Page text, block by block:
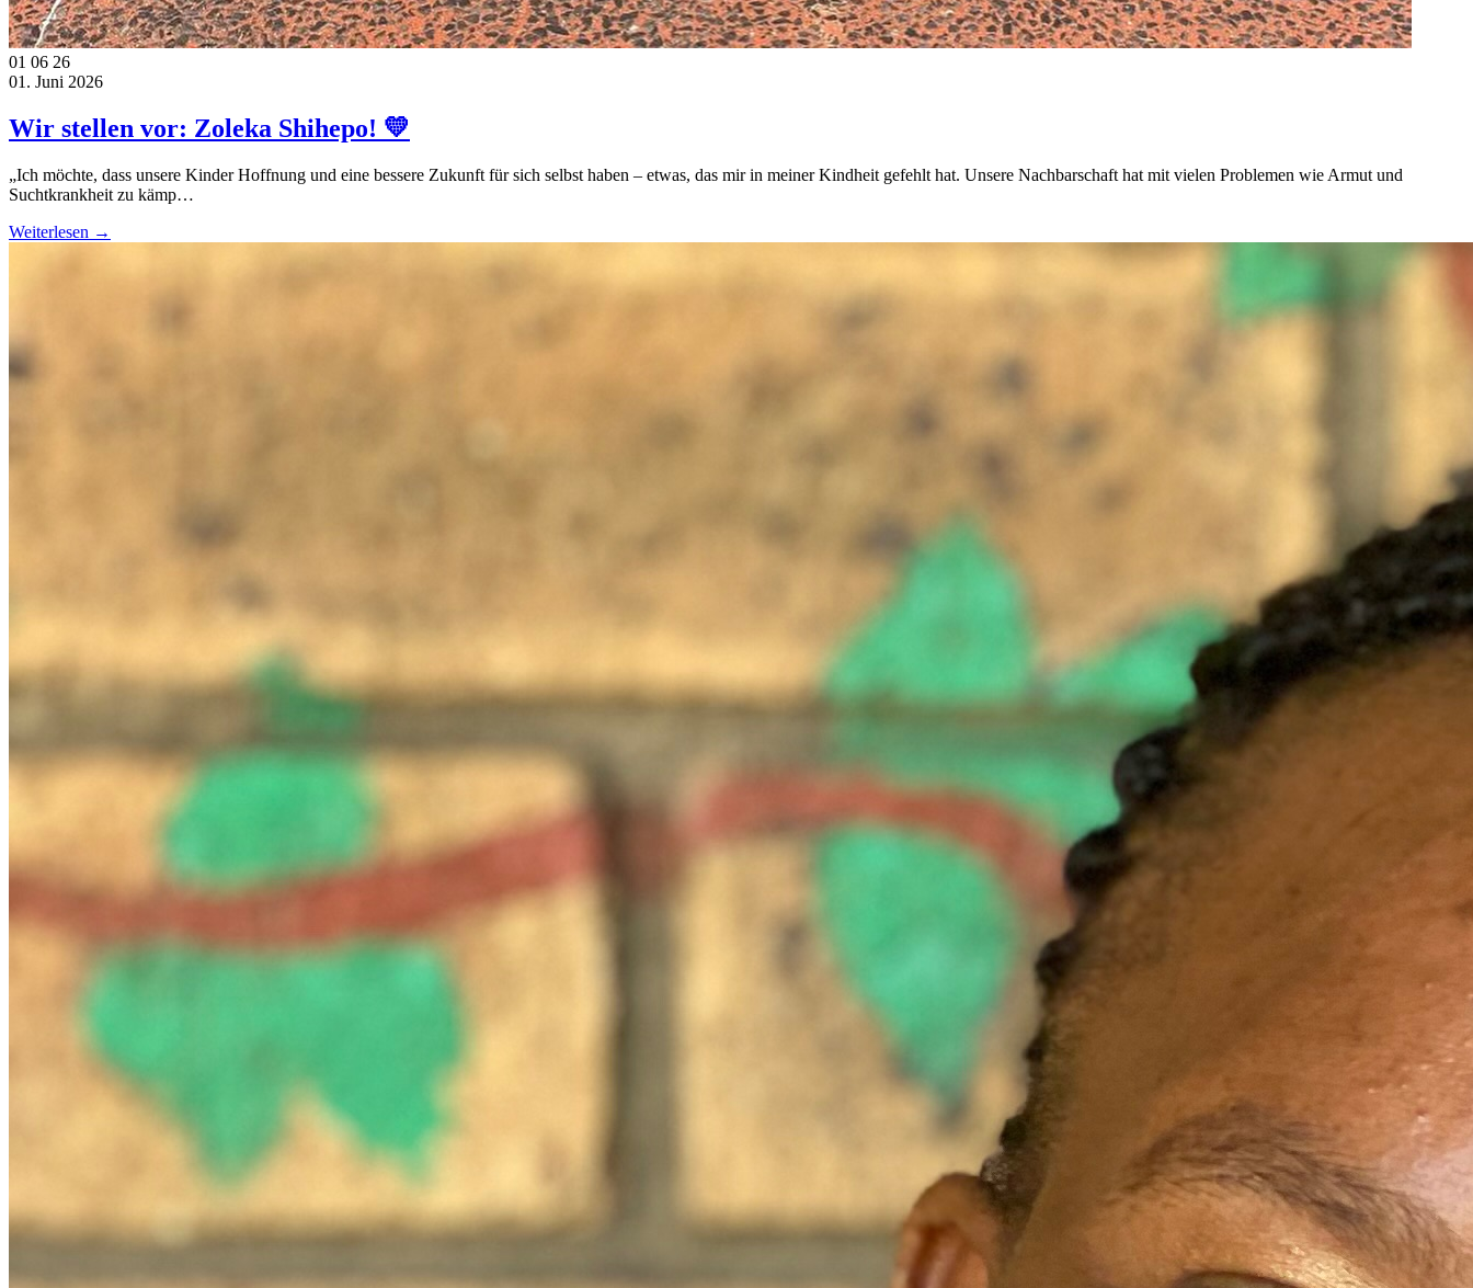
01 06 26
01. Juni 2026
Wir stellen vor: Zoleka Shihepo! 💛
„Ich möchte, dass unsere Kinder Hoffnung und eine bessere Zukunft für sich selbst haben – etwas, das mir in meiner Kindheit gefehlt hat. Unsere Nachbarschaft hat mit vielen Problemen wie Armut und
Suchtkrankheit zu kämp…
Weiterlesen →